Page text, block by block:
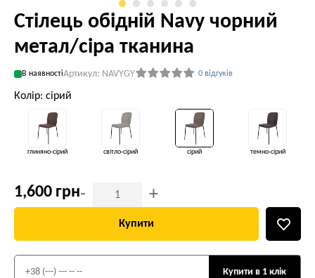
Стілець обідній Navy чорний
метал/сіра тканина
В наявностіАртикул: NAVYGY 0 відгуків
Колір: сірий
глиняно-сірий світло-сірий сірий темно-сірий
1,600 грн- +
Купити
Купити в 1 клік